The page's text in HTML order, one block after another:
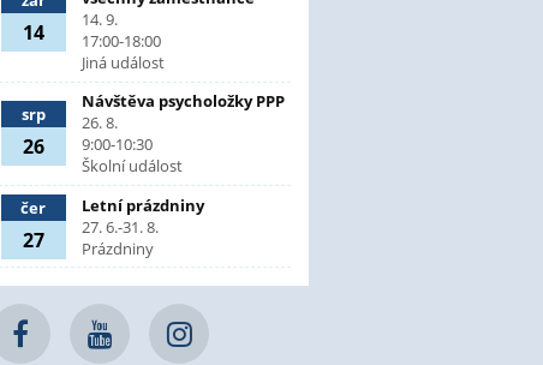
14
14. 9.
17:00-18:00
Jiná událost
srp
26
Návštěva psycholožky PPP
26. 8.
9:00-10:30
Školní událost
čer
27
Letní prázdniny
27. 6.-31. 8.
Prázdniny